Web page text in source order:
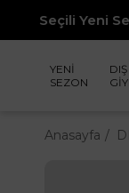
Ürünlerde
YENİ
SEZON
DIŞ
Anasayfa